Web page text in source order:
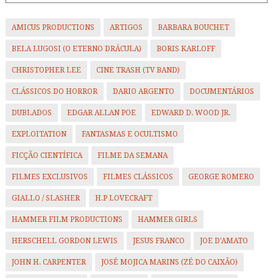
AMICUS PRODUCTIONS ARTIGOS BARBARA BOUCHET
BELA LUGOSI (O ETERNO DRÁCULA) BORIS KARLOFF
CHRISTOPHER LEE CINE TRASH (TV BAND)
CLÁSSICOS DO HORROR DARIO ARGENTO DOCUMENTÁRIOS
DUBLADOS EDGAR ALLAN POE EDWARD D. WOOD JR.
EXPLOITATION FANTASMAS E OCULTISMO
FICÇÃO CIENTÍFICA FILME DA SEMANA
FILMES EXCLUSIVOS FILMES CLÁSSICOS GEORGE ROMERO
GIALLO / SLASHER H.P LOVECRAFT
HAMMER FILM PRODUCTIONS HAMMER GIRLS
HERSCHELL GORDON LEWIS JESUS FRANCO JOE D'AMATO
JOHN H. CARPENTER JOSÉ MOJICA MARINS (ZÉ DO CAIXÃO)